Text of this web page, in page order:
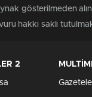
gösterilmeden
hakkı saklı
2